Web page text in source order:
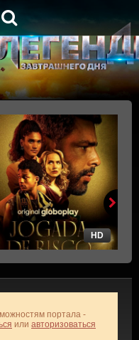
HD
портала -
или авторизоваться